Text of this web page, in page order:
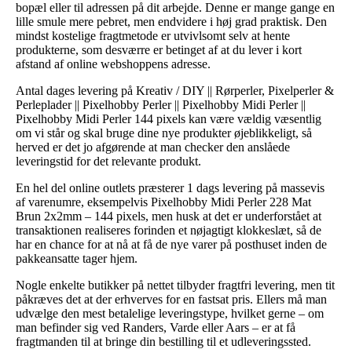
bopæl eller til adressen på dit arbejde. Denne er mange gange en
lille smule mere pebret, men endvidere i høj grad praktisk. Den
mindst kostelige fragtmetode er utvivlsomt selv at hente
produkterne, som desværre er betinget af at du lever i kort
afstand af online webshoppens adresse.
Antal dages levering på Kreativ / DIY || Rørperler, Pixelperler &
Perleplader || Pixelhobby Perler || Pixelhobby Midi Perler ||
Pixelhobby Midi Perler 144 pixels kan være vældig væsentlig
om vi står og skal bruge dine nye produkter øjeblikkeligt, så
herved er det jo afgørende at man checker den anslåede
leveringstid for det relevante produkt.
En hel del online outlets præsterer 1 dags levering på massevis
af varenumre, eksempelvis Pixelhobby Midi Perler 228 Mat
Brun 2x2mm – 144 pixels, men husk at det er underforstået at
transaktionen realiseres forinden et nøjagtigt klokkeslæt, så de
har en chance for at nå at få de nye varer på posthuset inden de
pakkeansatte tager hjem.
Nogle enkelte butikker på nettet tilbyder fragtfri levering, men tit
påkræves det at der erhverves for en fastsat pris. Ellers må man
udvælge den mest betalelige leveringstype, hvilket gerne – om
man befinder sig ved Randers, Varde eller Aars – er at få
fragtmanden til at bringe din bestilling til et udleveringssted.